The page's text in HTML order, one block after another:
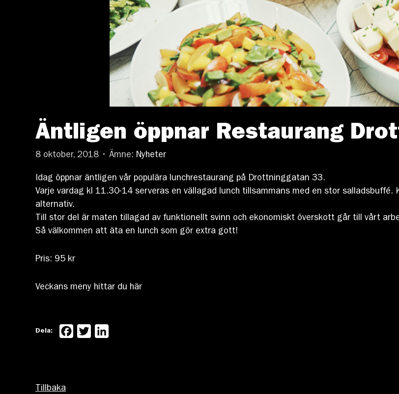
Äntligen öppnar Restaurang
8 oktober, 2018 • Ämne: Nyheter
Idag öppnar äntligen vår populära lunchrestaurang på Drottninggatan 33.
Varje vardag kl 11.30-14 serveras en vällagad lunch tillsammans med en stor
alternativ.
Till stor del är maten tillagad av funktionellt svinn och ekonomiskt överskott går till vårt
Så välkommen att äta en lunch som gör extra gott!
Pris: 95 kr
Veckans meny hittar du här
Dela: Facebook
Twitter
Tillbaka